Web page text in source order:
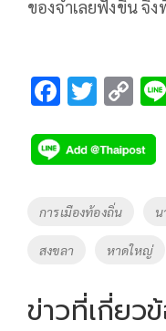
ของจำเลยฟังขึ้น จึ
F
e
b
o
k
T
tt
er
C
p
y
Li
n
k
Tags
การเมืองท้องถิ่น น
สงขลา หาดใหญ่
ข่าวที่เกี่ยว